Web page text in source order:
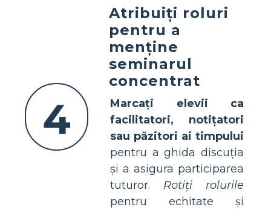
4
Atribuiți roluri
pentru a
menține
seminarul
concentrat
Marcați elevii ca
facilitatori, notițatori
sau păzitori ai timpului
pentru a ghida discuția
și a asigura participarea
tuturor. Rotiți rolurile
pentru echitate și